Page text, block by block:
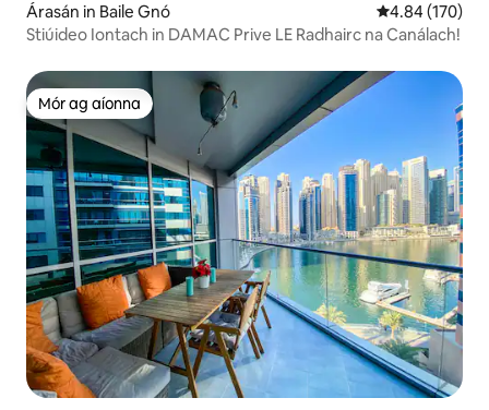
Árasán in Baile Gnó Meánrátáil
4.84 (170)
Stiúideo Iontach in DAMAC Prive LE Radhairc na Canálach!
Mór ag aíonna
Mór ag aíonna